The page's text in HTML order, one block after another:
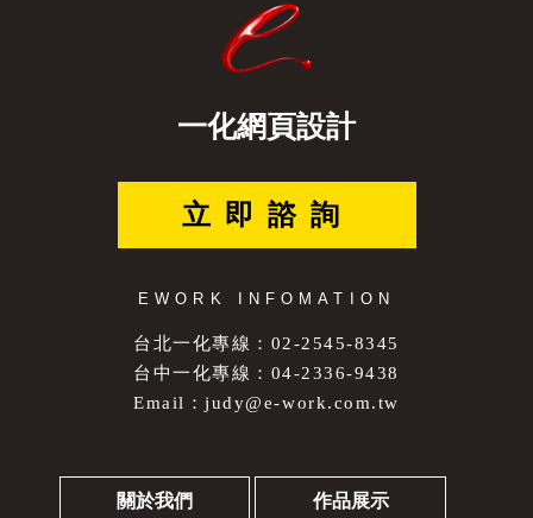
一化網頁設計
立即諮詢
EWORK INFOMATION
台北一化專線：02-2545-8345
台中一化專線：04-2336-9438
Email：judy@e-work.com.tw
關於我們 作品展示